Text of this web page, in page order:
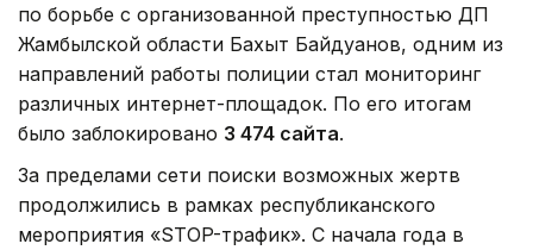
по борьбе с организованной преступностью ДП
Жамбылской области Бахыт Байдуанов, одним из
направлений работы полиции стал мониторинг
различных интернет-площадок. По его итогам
было заблокировано 3 474 сайта.
За пределами сети поиски возможных жертв
продолжились в рамках республиканского
мероприятия «STOP-трафик». С начала года в